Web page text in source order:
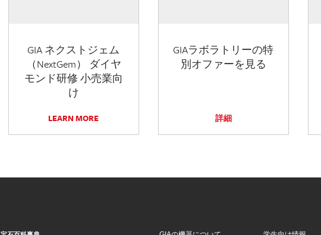
GIA ネクストジェム
（NextGem） ダイヤ
モンド研修 小売業向
け
LEARN MORE
GIAラボラトリーの特
別オファーを見る
詳細